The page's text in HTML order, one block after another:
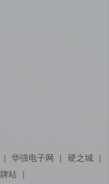
华强电子网 硬之城
站